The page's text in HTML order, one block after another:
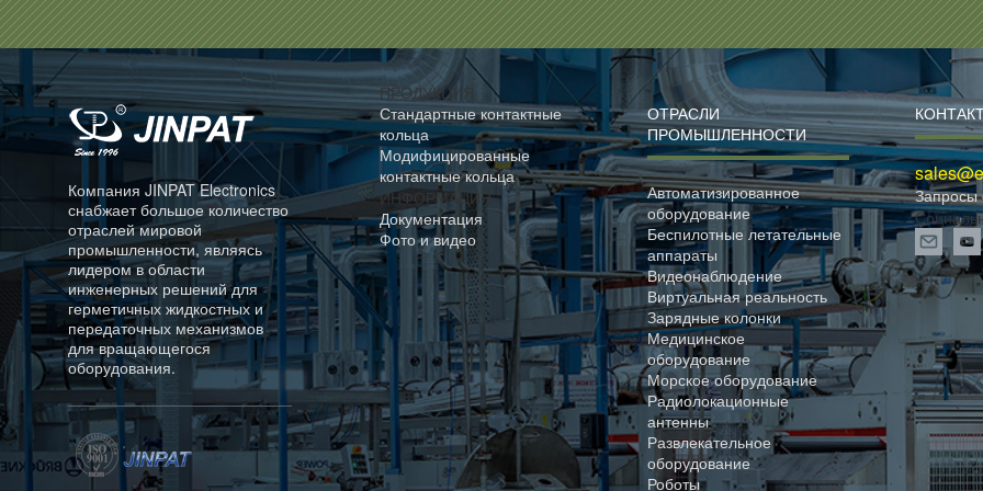
Компания JINPAT Electronics
снабжает большое количество
отраслей мировой
промышленности, являясь
лидером в области
инженерных решений для
герметичных жидкостных и
передаточных механизмов
для вращающегося
оборудования.
ПРОДУКЦИЯ
Стандартные контактные
кольца
Модифицированные
контактные кольца
ИНФОРМАЦИЯ
Документация
Фото и видео
ОТРАСЛИ
ПРОМЫШЛЕННОСТИ
Автоматизированное
оборудование
Беспилотные летательные
аппараты
Видеонаблюдение
Виртуальная реальность
Зарядные колонки
Медицинское
оборудование
Морское оборудование
Радиолокационные
антенны
Развлекательное
оборудование
Роботы
Запросы